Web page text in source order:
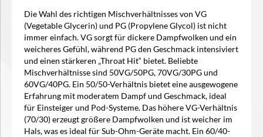
Die Wahl des richtigen Mischverhältnisses von VG
(Vegetable Glycerin) und PG (Propylene Glycol) ist nicht
immer einfach. VG sorgt für dickere Dampfwolken und ein
weicheres Gefühl, während PG den Geschmack intensiviert
und einen stärkeren „Throat Hit“ bietet. Beliebte
Mischverhältnisse sind 50VG/50PG, 70VG/30PG und
60VG/40PG. Ein 50/50-Verhältnis bietet eine ausgewogene
Erfahrung mit moderatem Dampf und Geschmack, ideal
für Einsteiger und Pod-Systeme. Das höhere VG-Verhältnis
(70/30) erzeugt größere Dampfwolken und ist weicher im
Hals, was es ideal für Sub-Ohm-Geräte macht. Ein 60/40-